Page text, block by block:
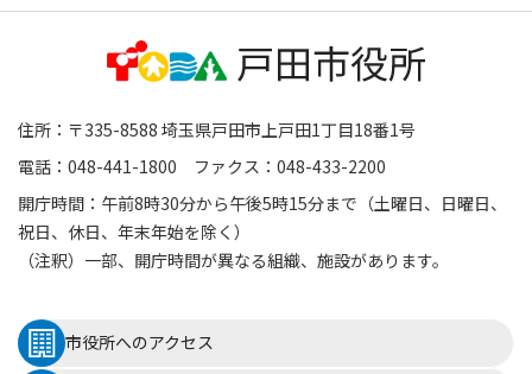
住所：〒335-8588 埼玉県戸田市上戸田1丁目18番1号
電話：048-441-1800 ファクス：048-433-2200
開庁時間：午前8時30分から午後5時15分まで（土曜日、日曜日、
祝日、休日、年末年始を除く）
（注釈）一部、開庁時間が異なる組織、施設があります。
市役所へのアクセス